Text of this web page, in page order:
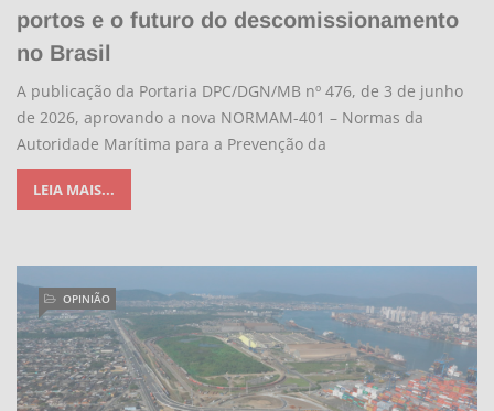
portos e o futuro do descomissionamento
no Brasil
A publicação da Portaria DPC/DGN/MB nº 476, de 3 de junho
de 2026, aprovando a nova NORMAM-401 – Normas da
Autoridade Marítima para a Prevenção da
LEIA MAIS...
OPINIÃO